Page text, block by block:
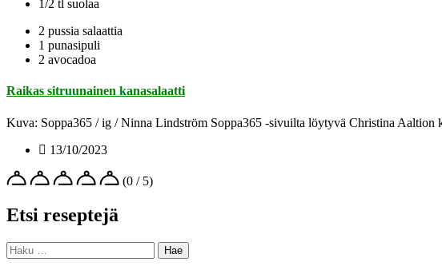
1/2 tl suolaa
2 pussia salaattia
1 punasipuli
2 avocadoa
Raikas sitruunainen kanasalaatti
Kuva: Soppa365 / ig / Ninna Lindström Soppa365 -sivuilta löytyvä Christina Aaltion
13/10/2023
(0 / 5)
Etsi reseptejä
Haku: